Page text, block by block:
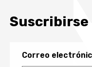
Suscribirse
Correo